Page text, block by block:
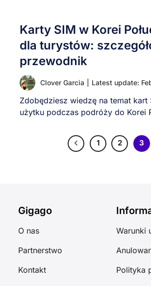
Karty SIM w Korei
dla turystów:
przewodnik
Clover Garcia Latest update:
Zdobędziesz wiedzę na temat kart
użytku podczas podróży do Korei
1 2 3
Gigago
O nas
Partnerstwo
Kontakt
Warunki
Polityka